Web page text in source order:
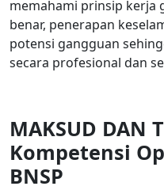
memahami prinsip kerja
benar, penerapan
potensi gangguan
secara profesional dan
MAKSUD DAN
Kompetensi
BNSP